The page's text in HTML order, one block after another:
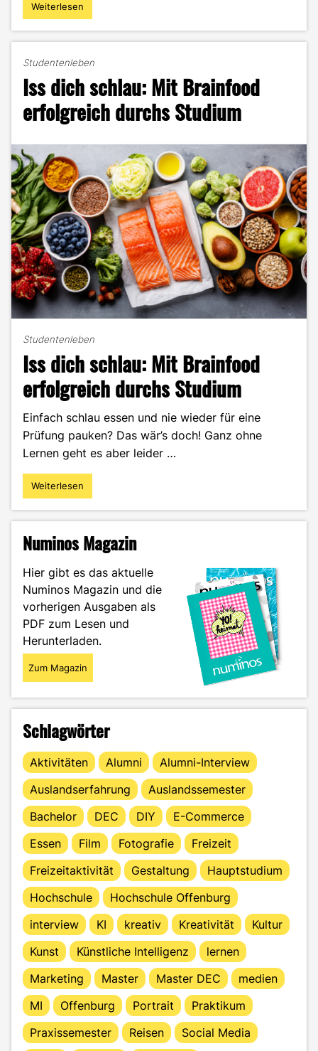
"Der
Weg
Selbstständigkeit
–
Matthias
Kienzle
Portrait"
Weiterlesen
Studentenleben
Iss dich schlau: Mit Brainfood
erfolgreich durchs Studium
Studentenleben
Iss dich schlau: Mit Brainfood
erfolgreich durchs Studium
Einfach schlau essen und nie wieder für eine
Prüfung pauken? Das wär’s doch! Ganz ohne
Lernen geht es aber leider …
"Iss
dich
Brainfood
durchs
Studium"
Weiterlesen
Numinos Magazin
Hier gibt es das aktuelle
Numinos Magazin und die
vorherigen Ausgaben als
PDF zum Lesen und
Herunterladen.
Zum Magazin
Schlagwörter
Aktivitäten Alumni
Alumni-Interview
Auslandserfahrung
Auslandssemester
Bachelor
DEC DIY
E-Commerce
Essen
Film Fotografie
Freizeit
Freizeitaktivität
Gestaltung
Hauptstudium
Hochschule
Hochschule Offenburg
interview
KI kreativ Kreativität
Kultur
Kunst
Künstliche Intelligenz
lernen
Marketing
Master Master DEC
medien
MI
Offenburg Portrait
Praktikum
Praxissemester
Reisen Social Media